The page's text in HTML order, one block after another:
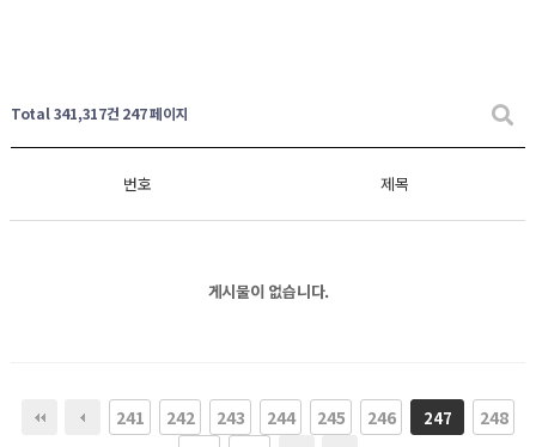
Total 341,317건 247 페이지
번호 제목
게시물이 없습니다.
241 242 243 244 245 246 247
248